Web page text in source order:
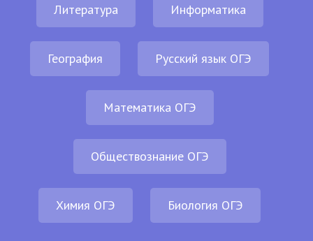
Литература Информатика
География Русский язык ОГЭ
Математика ОГЭ
Обществознание ОГЭ
Химия ОГЭ Биология ОГЭ